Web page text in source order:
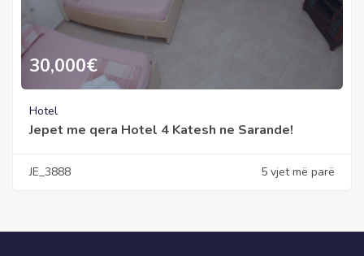
30,000€
Hotel
Jepet me qera Hotel 4 Katesh ne Sarande!
JE_3888 5 vjet më parë